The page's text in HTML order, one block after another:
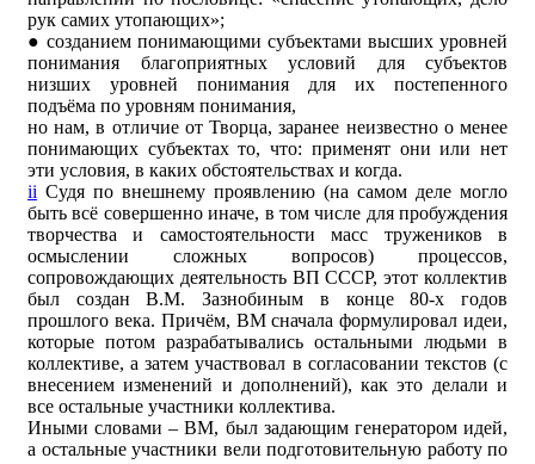
рук самих утопающих»;
● созданием понимающими субъектами высших уровней
понимания благоприятных условий для субъектов
низших уровней понимания для их постепенного
подъёма по уровням понимания,
но нам, в отличие от Творца, заранее неизвестно о менее
понимающих субъектах то, что: применят они или нет
эти условия, в каких обстоятельствах и когда.
ii Судя по внешнему проявлению (на самом деле могло
быть всё совершенно иначе, в том числе для пробуждения
творчества и самостоятельности масс тружеников в
осмыслении сложных вопросов) процессов,
сопровождающих деятельность ВП СССР, этот коллектив
был создан В.М. Зазнобиным в конце 80-х годов
прошлого века. Причём, ВМ сначала формулировал идеи,
которые потом разрабатывались остальными людьми в
коллективе, а затем участвовал в согласовании текстов (с
внесением изменений и дополнений), как это делали и
все остальные участники коллектива.
Иными словами – ВМ, был задающим генератором идей,
а остальные участники вели подготовительную работу по